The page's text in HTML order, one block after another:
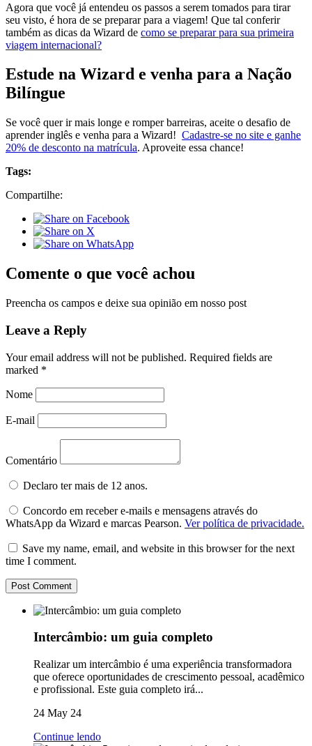
Agora que você já entendeu os passos a serem tomados para tirar
seu visto, é hora de se preparar para a viagem! Que tal conferir
também as dicas da Wizard de como se preparar para sua primeira
viagem internacional?
Estude na Wizard e venha para a Nação
Bilíngue
Se você quer ir mais longe e romper barreiras, aceite o desafio de
aprender inglês e venha para a Wizard! Cadastre-se no site e ganhe
20% de desconto na matrícula. Aproveite essa chance!
Tags:
Compartilhe:
Comente o que você achou
Preencha os campos e deixe sua opinião em nosso post
Leave a Reply
Your email address will not be published. Required fields are
marked *
Nome
E-mail
Comentário
Declaro ter mais de 12 anos.
Concordo em receber e-mails e mensagens através do
WhatsApp da Wizard e marcas Pearson. Ver política de privacidade.
Save my name, email, and website in this browser for the next
time I comment.
Intercâmbio: um guia completo
Realizar um intercâmbio é uma experiência transformadora
que oferece oportunidades de crescimento pessoal, acadêmico
e profissional. Este guia completo irá...
24 May 24
Continue lendo